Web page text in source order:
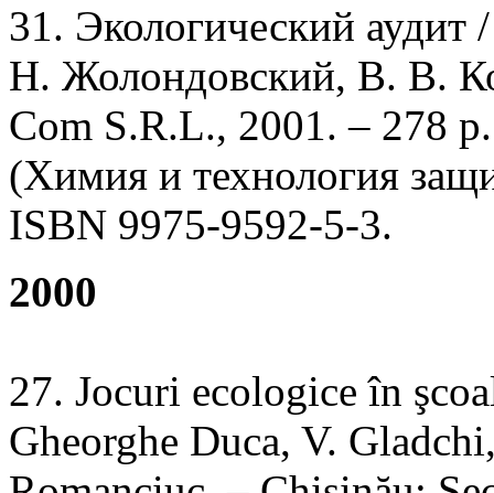
31. Экологический
Н. Жолондовский, В. В.
Com S.R.L., 2001. – 278
(Химия и технология
ISBN 9975-9592-5-3.
2000
27. Jocuri ecologice în
Gheorghe Duca, V.